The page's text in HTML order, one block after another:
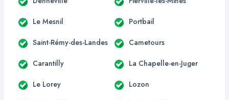
Le Mesnil Portbail
Saint-Rémy-des-Landes Cametours
Carantilly La Chapelle-en-Juger
Le Lorey Lozon